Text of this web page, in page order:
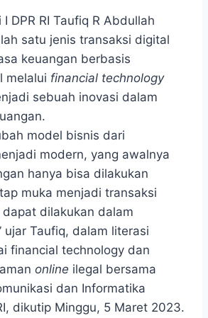
DPR RI Taufiq R Abdullah
satu jenis transaksi digital
keuangan berbasis
melalui financial technology
sebuah inovasi dalam
model bisnis dari
modern, yang awalnya
hanya bisa dilakukan
muka menjadi transaksi
dilakukan dalam
ujar Taufiq, dalam literasi
financial technology dan
online ilegal bersama
dan Informatika
dikutip Minggu, 5 Maret 2023.